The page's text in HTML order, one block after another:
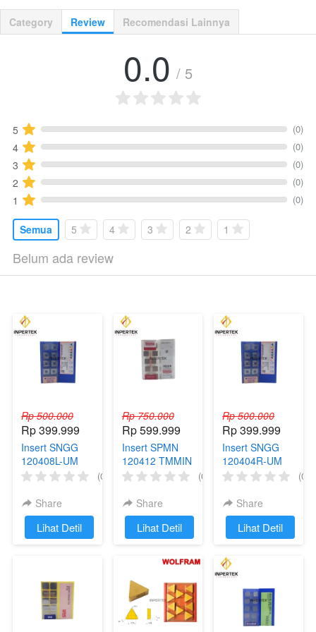
Category Review Recomendasi Lainnya
0.0 / 5
5 (0)
4 (0)
3 (0)
2 (0)
1 (0)
Semua 5 4 3 2 1
Belum ada review
Rp 500.000
Rp 399.999
Insert SNGG
120408L-UM
SUMITOMO
SNGG 12 04 08
L SNGG12
(0)
Share
`Lihat Detil
Rp 750.000
Rp 599.999
Insert SPMN
120412 TMMIN
TUNGALOY
SPMN 12 04 12
SPMN12
(0)
Share
`Lihat Detil
Rp 500.000
Rp 399.999
Insert SNGG
120404R-UM
SUMITOMO
SNGG 12 04 04
R SNGG12
(0)
Share
`Lihat Detil